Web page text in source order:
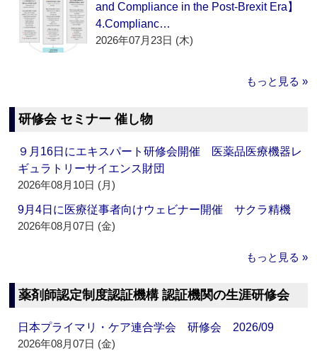
and Compliance in the Post-Brexit Era】
4.Complianc…
2026年07月23日 (木)
もっと見る »
研修会 セミナー 催し物
９月16日にエキスパート研修会開催 医薬品医療機器レ
ギュラトリーサイエンス財団
2026年08月10日 (月)
9月4日に医療従事者向けウェビナー開催 サクラ精機
2026年08月07日 (金)
もっと見る »
薬剤師認定制度認証機構 認証機関の生涯研修会
日本プライマリ・ケア連合学会 研修会 2026/09
2026年08月07日 (金)